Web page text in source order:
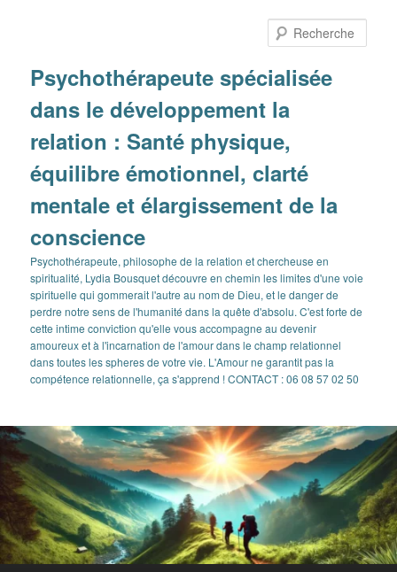
Psychothérapeute spécialisée
dans le développement la
relation : Santé physique,
équilibre émotionnel, clarté
mentale et élargissement de la
conscience
Psychothérapeute, philosophe de la relation et chercheuse en
spiritualité, Lydia Bousquet découvre en chemin les limites d'une voie
spirituelle qui gommerait l'autre au nom de Dieu, et le danger de
perdre notre sens de l'humanité dans la quête d'absolu. C'est forte de
cette intime conviction qu'elle vous accompagne au devenir
amoureux et à l'incarnation de l'amour dans le champ relationnel
dans toutes les spheres de votre vie. L'Amour ne garantit pas la
compétence relationnelle, ça s'apprend ! CONTACT : 06 08 57 02 50